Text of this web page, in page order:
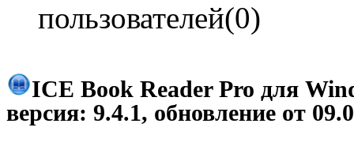
пользователей(0)
ICE Book Reader Pro для
версия: 9.4.1, обновление от